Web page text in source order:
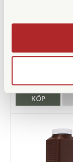
159 SEK
KÖP